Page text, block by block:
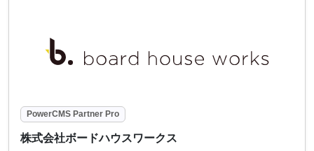
PowerCMS Partner Pro
株式会社ボードハウスワークス